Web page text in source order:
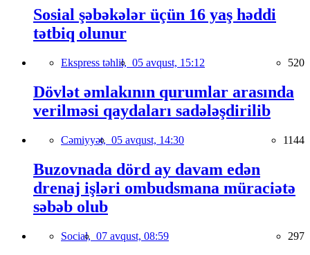
Sosial şəbəkələr üçün 16 yaş həddi
tətbiq olunur
Ekspress təhlil, 05 avqust, 15:12 520
Dövlət əmlakının qurumlar arasında
verilməsi qaydaları sadələşdirilib
Cəmiyyət, 05 avqust, 14:30 1144
Buzovnada dörd ay davam edən
drenaj işləri ombudsmana müraciətə
səbəb olub
Social, 07 avqust, 08:59 297